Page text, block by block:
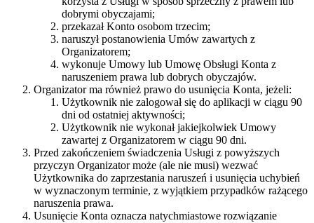
dobrymi obyczajami;
przekazał Konto osobom trzecim;
naruszył postanowienia Umów zawartych z
Organizatorem;
wykonuje Umowy lub Umowę Obsługi Konta z
naruszeniem prawa lub dobrych obyczajów.
Organizator ma również prawo do usunięcia Konta, jeżeli:
Użytkownik nie zalogował się do aplikacji w ciągu 90
dni od ostatniej aktywności;
Użytkownik nie wykonał jakiejkolwiek Umowy
zawartej z Organizatorem w ciągu 90 dni.
Przed zakończeniem świadczenia Usługi z powyższych
przyczyn Organizator może (ale nie musi) wezwać
Użytkownika do zaprzestania naruszeń i usunięcia uchybień
w wyznaczonym terminie, z wyjątkiem przypadków rażącego
naruszenia prawa.
Usunięcie Konta oznacza natychmiastowe rozwiązanie